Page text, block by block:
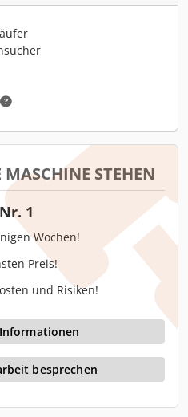
STEHEN
1
Wochen!
Preis!
und Risiken!
besprechen